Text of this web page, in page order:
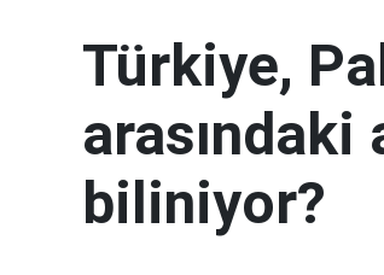
Türkiye,
biliniyor?